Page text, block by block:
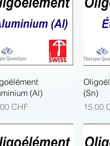
Aperçu rapide
(Al)
CHF
(Sn)
Prix
15.00